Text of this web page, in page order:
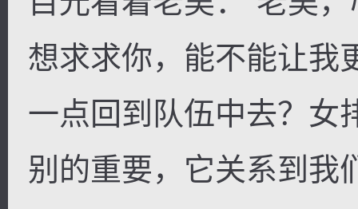
想求求你，能不能让我
一点回到队伍中去？女
别的重要，它关系到我